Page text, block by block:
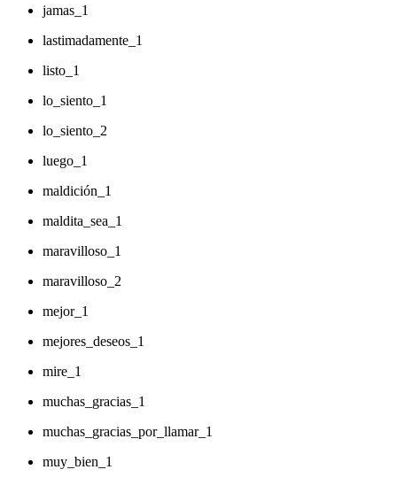
jamas_1
lastimadamente_1
listo_1
lo_siento_1
lo_siento_2
luego_1
maldición_1
maldita_sea_1
maravilloso_1
maravilloso_2
mejor_1
mejores_deseos_1
mire_1
muchas_gracias_1
muchas_gracias_por_llamar_1
muy_bien_1